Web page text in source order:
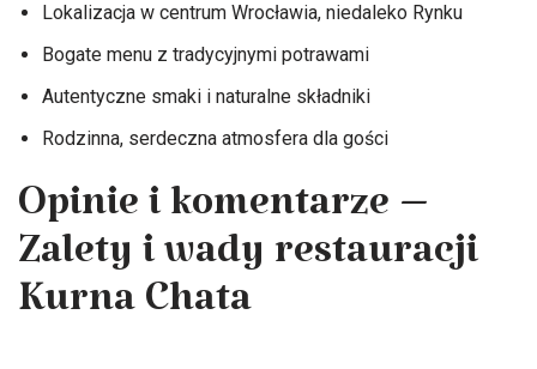
Lokalizacja w centrum Wrocławia, niedaleko Rynku
Bogate menu z tradycyjnymi potrawami
Autentyczne smaki i naturalne składniki
Rodzinna, serdeczna atmosfera dla gości
Opinie i komentarze –
Zalety i wady restauracji
Kurna Chata